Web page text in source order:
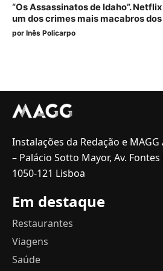
“Os Assassinatos de Idaho”.
um dos crimes mais macabros
por Inês Policarpo
Instalações da Redação e MAGG
– Palácio Sotto Mayor, Av.
1050-121 Lisboa
Em destaque
Restaurantes
Viagens
Saúde